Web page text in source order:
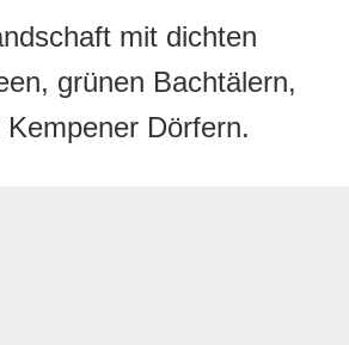
mit dichten
grünen Bachtälern,
Dörfern.